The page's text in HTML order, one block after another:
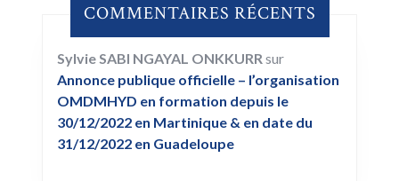
COMMENTAIRES RÉCENTS
Sylvie SABI NGAYAL ONKKURR sur
Annonce publique officielle – l’organisation
OMDMHYD en formation depuis le
30/12/2022 en Martinique & en date du
31/12/2022 en Guadeloupe